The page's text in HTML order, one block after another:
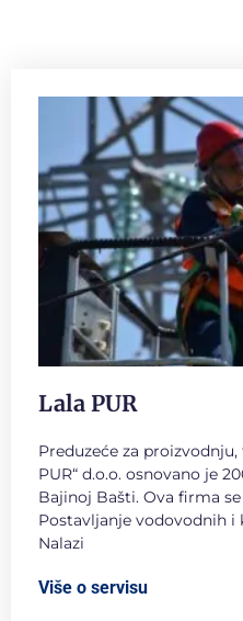
Lala PUR
Preduzeće za
PUR“ d.o.o. osnovano je
Bajinoj Bašti. Ova firma
Postavljanje vodovodnih
Nalazi
Više o servisu